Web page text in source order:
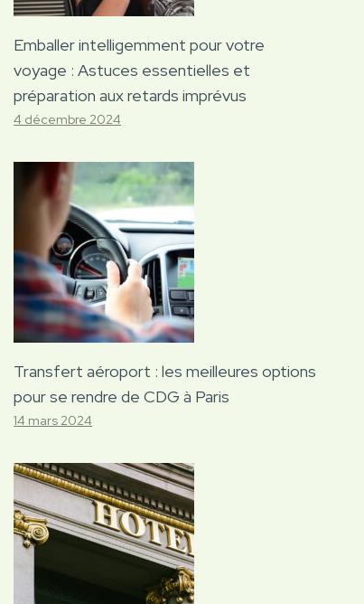
Emballer intelligemment pour votre
voyage : Astuces essentielles et
préparation aux retards imprévus
4 décembre 2024
Transfert aéroport : les meilleures options
pour se rendre de CDG à Paris
14 mars 2024